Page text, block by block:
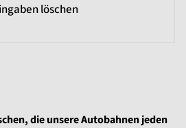
löschen
die unsere Autobahnen jeden